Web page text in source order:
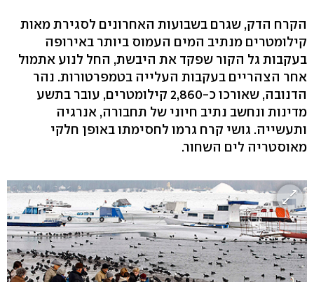
הקרח הדק, שגרם בשבועות האחרונים לסגירת מאות
קילומטרים מנתיב המים העמוס ביותר באירופה
בעקבות גל הקור שפקד את היבשת, החל לנוע אתמול
אחר הצהריים בעקבות העלייה בטמפרטורות. נהר
הדנובה, שאורכו כ-2,860 קילומטרים, עובר בתשע
מדינות ונחשב נתיב חיוני של תחבורה, אנרגיה
ותעשייה. גושי קרח גרמו לחסימתו באופן חלקי
מאוסטריה לים השחור.